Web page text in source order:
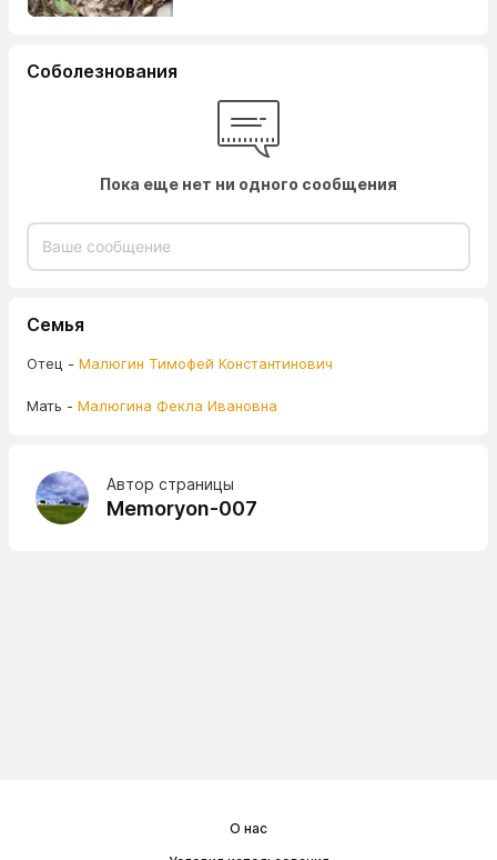
Соболезнования
Пока еще нет ни одного сообщения
Семья
Отец - Малюгин Тимофей Константинович
Мать - Малюгина Фекла Ивановна
Автор страницы
Memoryon-007
О нас